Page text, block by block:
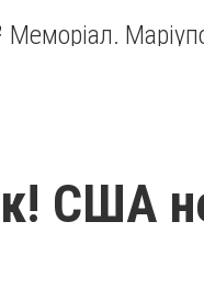
Меморіал.
США